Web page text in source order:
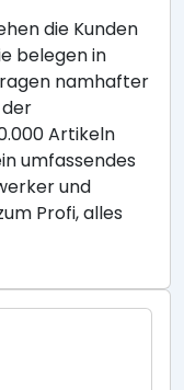
die Kunden
belegen in
namhafter
Artikeln
umfassendes
und
Profi, alles